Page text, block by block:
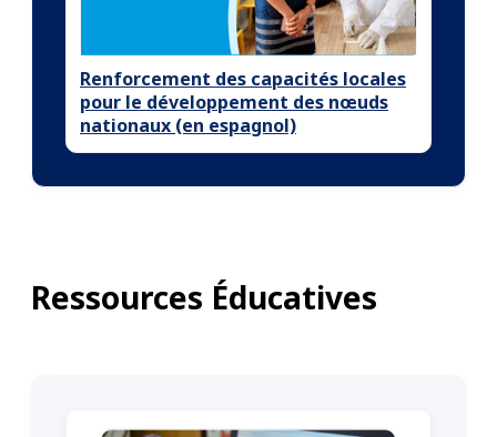
Renforcement des capacités locales
pour le développement des nœuds
nationaux (en espagnol)
Ressources Éducatives